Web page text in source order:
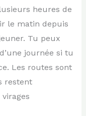
heures de
le matin depuis
Tu peux
journée si tu
Les routes sont
restent